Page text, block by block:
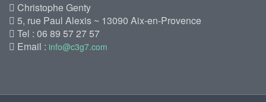
Christophe Genty
5, rue Paul Alexis ~ 13090 Aix-en-Provence
Tel : 06 89 57 27 57
Email : info@c3g7.com